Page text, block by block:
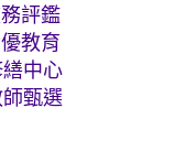
評鑑
教育
中心
甄選